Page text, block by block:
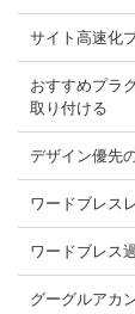
サイト高速化
おすすめプラ
取り付ける
デザイン優先
ワードブレス
ワードブレス
グーグルアカ